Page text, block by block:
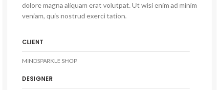
dolore magna aliquam erat volutpat. Ut wisi enim ad minim
veniam, quis nostrud exerci tation.
CLIENT
MINDSPARKLE SHOP
DESIGNER